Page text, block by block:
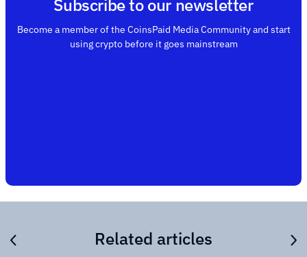
Subscribe to our newsletter
Become a member of the CoinsPaid Media Community and start
using crypto before it goes mainstream
Related articles